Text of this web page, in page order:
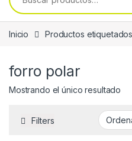
Inicio Productos
forro polar
Mostrando el único resultado
Filters